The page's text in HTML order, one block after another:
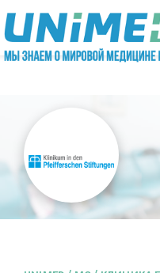
Перейти к основному